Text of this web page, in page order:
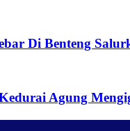
Di Benteng
Agung